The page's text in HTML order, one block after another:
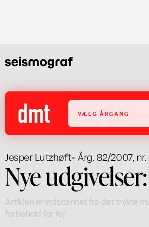
VÆLG ÅRGANG
Jesper Lutzhøft- Årg. 82/2007, nr.
Nye
Artiklen er indscannet fra det trykte
forbehold for fejl